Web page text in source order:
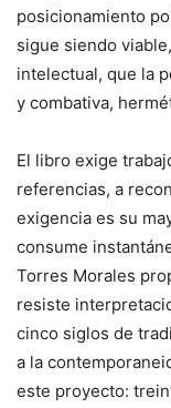
posicionamiento
sigue siendo
intelectual, que la
y combativa,
El libro exige
referencias, a
exigencia es su
consume
Torres Morales
resiste
cinco siglos de
a la
este proyecto: